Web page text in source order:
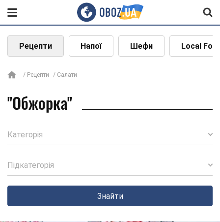
Рецепти Напої Шефи Local
Рецепти Салати
"Обжорка"
Категорія
Підкатегорія
Знайти